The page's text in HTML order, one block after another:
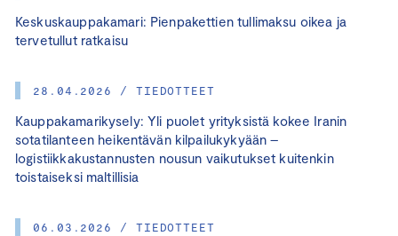
Keskuskauppakamari: Pienpakettien tullimaksu oikea ja
tervetullut ratkaisu
28.04.2026 / TIEDOTTEET
Kauppakamarikysely: Yli puolet yrityksistä kokee Iranin
sotatilanteen heikentävän kilpailukykyään –
logistiikkakustannusten nousun vaikutukset kuitenkin
toistaiseksi maltillisia
06.03.2026 / TIEDOTTEET